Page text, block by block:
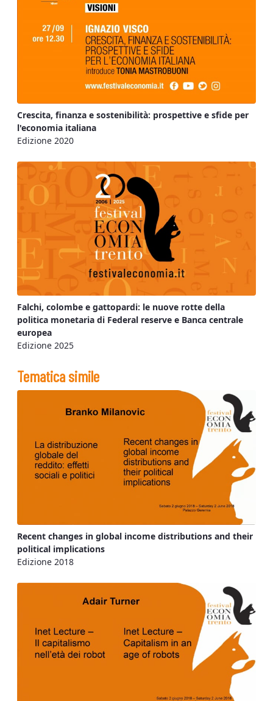
Crescita, finanza e sostenibilità: prospettive e sfide per
l'economia italiana
Edizione 2020
Falchi, colombe e gattopardi: le nuove rotte della
politica monetaria di Federal reserve e Banca centrale
europea
Edizione 2025
Tematica simile
Recent changes in global income distributions and their
political implications
Edizione 2018